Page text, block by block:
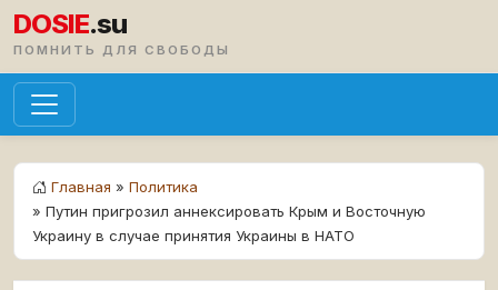
DOSIE.su
ПОМНИТЬ ДЛЯ СВОБОДЫ
Главная » Политика
» Путин пригрозил аннексировать Крым и Восточную
Украину в случае принятия Украины в НАТО